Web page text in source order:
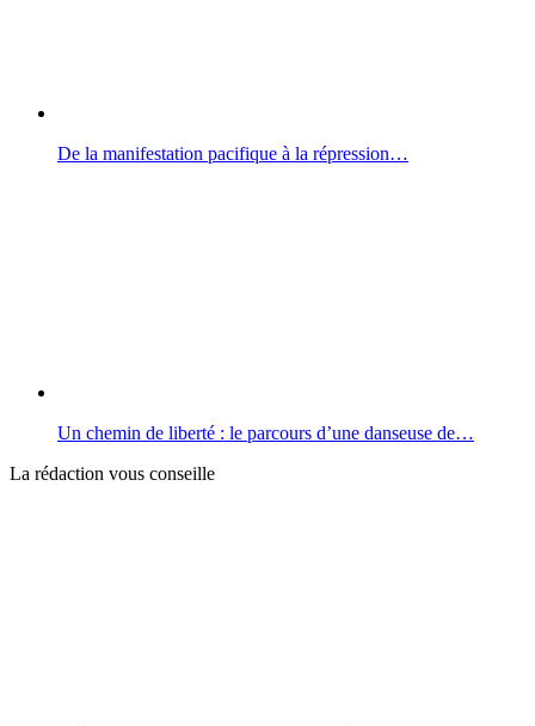
De la manifestation pacifique à la répression…
Un chemin de liberté : le parcours d’une danseuse de…
La rédaction vous conseille